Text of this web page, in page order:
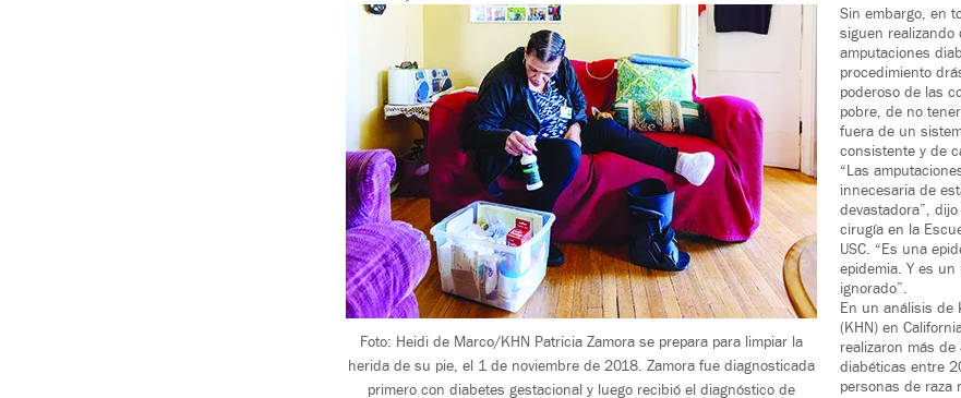
Foto: Heidi de Marco/KHN Patricia Zamora se prepara para limpiar la
herida de su pie, el 1 de noviembre de 2018. Zamora fue diagnosticada
primero con diabetes gestacional y luego recibió el diagnóstico de
Sin embargo, en
siguen realizando
amputaciones
procedimiento
poderoso de las
pobre, de no
fuera de un
consistente y de
“Las
innecesaria de
devastadora”,
cirugía en la
USC. “Es una
epidemia. Y es
ignorado”.
En un análisis de
(KHN) en
realizaron más
diabéticas entre
personas de raza